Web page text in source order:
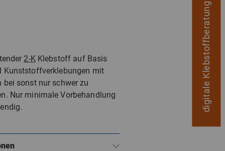
digitale Klebstoffberatung
2-KKlebstoff auf Basis
Kunststoffverklebungen mit
bei sonst nur schwer zu
Nur minimale Vorbehandlung